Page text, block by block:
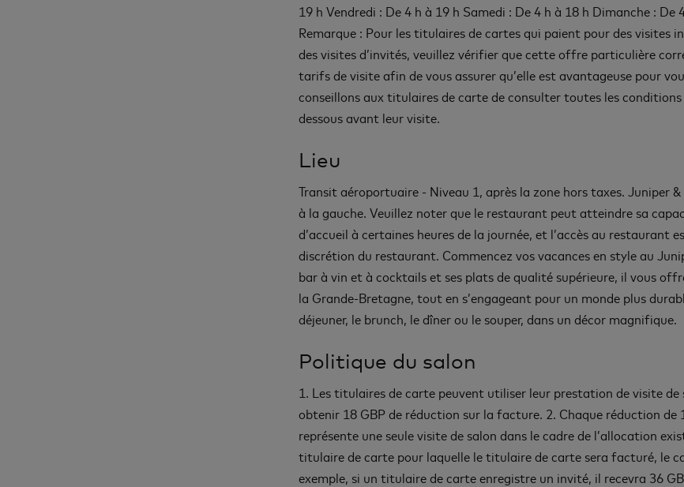
19 h Vendredi : De 4 h à 19 h Samedi : De 4 h à 18 h Dimanche : De
Remarque : Pour les titulaires de cartes qui paient pour des visites
des visites d’invités, veuillez vérifier que cette offre particulière
tarifs de visite afin de vous assurer qu’elle est avantageuse pour
conseillons aux titulaires de carte de consulter toutes les conditions
dessous avant leur visite.
Lieu
Transit aéroportuaire - Niveau 1, après la zone hors taxes. Juniper
à la gauche. Veuillez noter que le restaurant peut atteindre sa
d’accueil à certaines heures de la journée, et l’accès au restaurant
discrétion du restaurant. Commencez vos vacances en style au
bar à vin et à cocktails et ses plats de qualité supérieure, il vous
la Grande-Bretagne, tout en s’engageant pour un monde plus
déjeuner, le brunch, le dîner ou le souper, dans un décor magnifique.
Politique du salon
1. Les titulaires de carte peuvent utiliser leur prestation de visite de
obtenir 18 GBP de réduction sur la facture. 2. Chaque réduction de
représente une seule visite de salon dans le cadre de l’allocation
titulaire de carte pour laquelle le titulaire de carte sera facturé, le
exemple, si un titulaire de carte enregistre un invité, il recevra 36